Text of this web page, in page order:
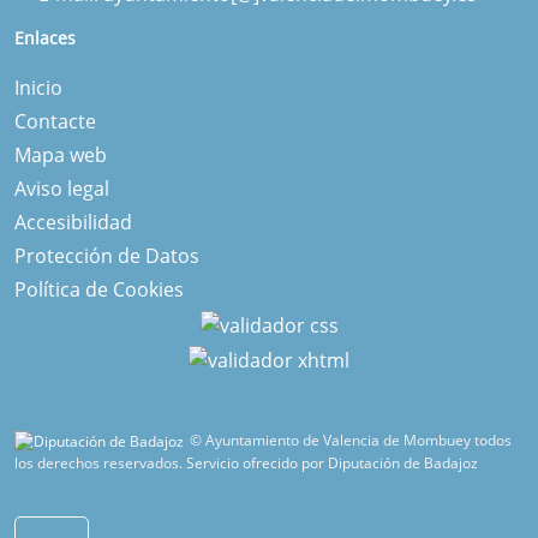
Enlaces
Inicio
Contacte
Mapa web
Aviso legal
Accesibilidad
Protección de Datos
Política de Cookies
© Ayuntamiento de Valencia de Mombuey todos
los derechos reservados.Servicio ofrecido por Diputación de Badajoz